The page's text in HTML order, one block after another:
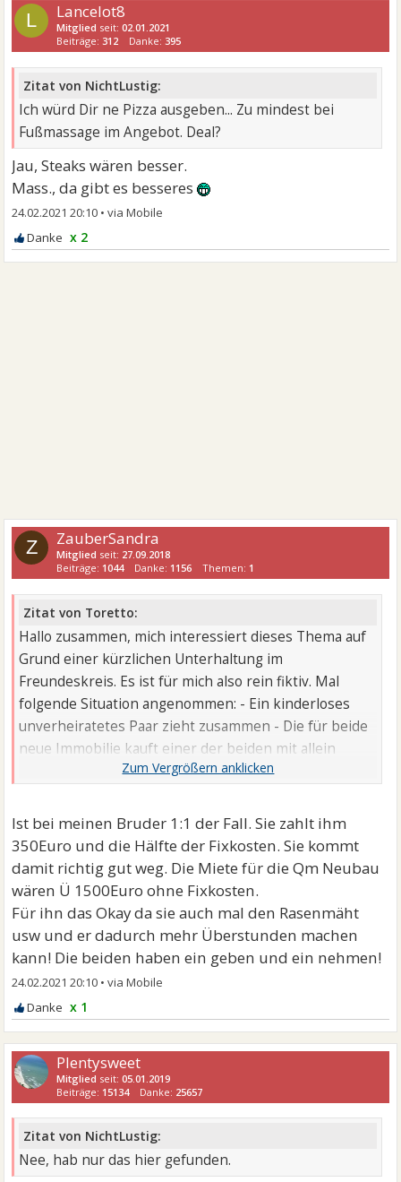
L Lancelot8
Mitglied seit:02.01.2021
Beiträge:312 Danke:395
Zitat von NichtLustig:
Ich würd Dir ne Pizza ausgeben... Zu mindest bei
Fußmassage im Angebot. Deal?
Jau, Steaks wären besser.
Mass., da gibt es besseres
24.02.2021 20:10 •
x 2
Z ZauberSandra
Mitglied seit: 27.09.2018
Beiträge: 1044 Danke: 1156 Themen: 1
Zitat von Toretto:
Hallo zusammen, mich interessiert dieses Thema auf
Grund einer kürzlichen Unterhaltung im
Freundeskreis. Es ist für mich also rein fiktiv. Mal
folgende Situation angenommen: - Ein kinderloses
unverheiratetes Paar zieht zusammen - Die für beide
neue Immobilie kauft einer der beiden mit allein
angesparten / geerbten / ...
Ist bei meinen Bruder 1:1 der Fall. Sie zahlt ihm
350Euro und die Hälfte der Fixkosten. Sie kommt
damit richtig gut weg. Die Miete für die Qm Neubau
wären Ü 1500Euro ohne Fixkosten.
Für ihn das Okay da sie auch mal den Rasenmäht
usw und er dadurch mehr Überstunden machen
kann! Die beiden haben ein geben und ein nehmen!
24.02.2021 20:10 •
x 1
Plentysweet
Mitglied seit:05.01.2019
Beiträge: 15134 Danke: 25657
Zitat von NichtLustig:
Nee, hab nur das hier gefunden.